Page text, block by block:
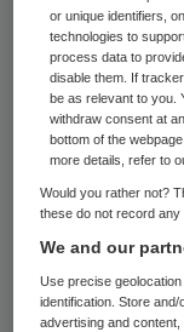
Twentse
op 7
Europees
In totaal
voor actief
regio’s de
waaronder
de regio
or unique identifiers,
technologies to
process data to
disable them. If
be as relevant to you.
withdraw consent at
bottom of the
more details, refer to
Would you rather not?
these do not record
We and our
Use precise
identification. Store
advertising and